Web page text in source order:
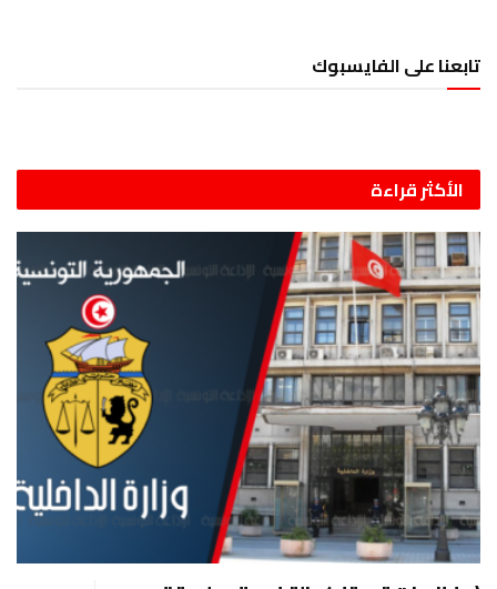
تابعنا على الفايسبوك
الأكثر قراءة